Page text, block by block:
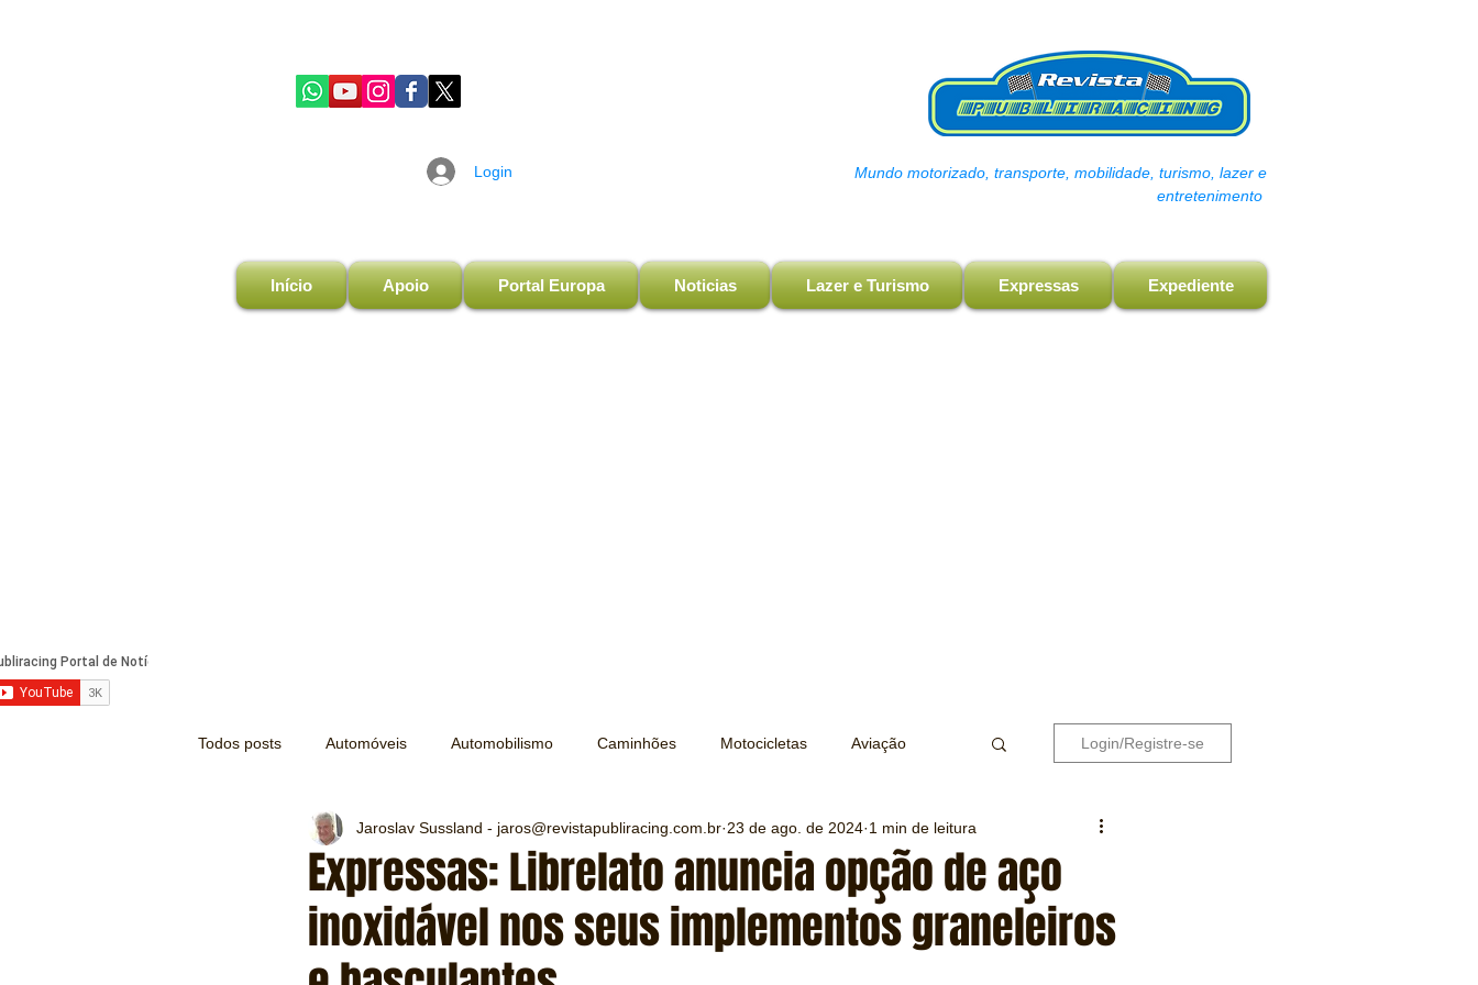
Login
Mundo motorizado, transporte, mobilidade, turismo, lazer e
entretenimento
Início Apoio Portal Europa Noticias Lazer e Turismo Expressas Expediente
Todos posts Automóveis Automobilismo Caminhões Motocicletas Aviação
Turismo Lazer Transporte Trens e Metrô Mobilidade Editorial
Mecânica e Peças Segurança Testes e Comparativos Máquinas e Equipamentos
Login/Registre-se
Expressas: Librelato anuncia opção de aço
inoxidável nos seus implementos graneleiros
Jaroslav Sussland - jaros@revistapubliracing.com.br 23 de ago. de 2024 1 min de leitura